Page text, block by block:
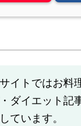
イトではお料
ダイエット記
ています。